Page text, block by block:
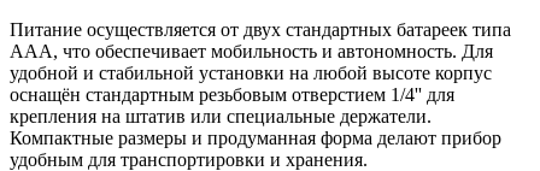
Питание осуществляется от двух стандартных батареек типа
ААА, что обеспечивает мобильность и автономность. Для
удобной и стабильной установки на любой высоте корпус
оснащён стандартным резьбовым отверстием 1/4'' для
крепления на штатив или специальные держатели.
Компактные размеры и продуманная форма делают прибор
удобным для транспортировки и хранения.